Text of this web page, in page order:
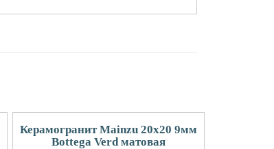
Керамогранит Mainzu 20x20 9мм
Bottega Verd матовая